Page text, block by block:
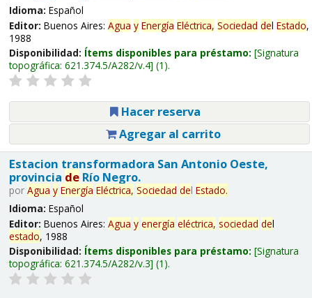
Idioma: Español
Editor: Buenos Aires: Agua y Energía Eléctrica, Sociedad del Estado,
1988
Disponibilidad: Ítems disponibles para préstamo: Signatura
topográfica: 621.374.5/A282/v.4 (1).
Hacer reserva
Agregar al carrito
Estacion transformadora San Antonio Oeste,
provincia deRío Negro.
por Agua y Energía Eléctrica, Sociedad del Estado.
Idioma: Español
Editor: Buenos Aires: Agua y energía eléctrica, sociedad del
estado, 1988
Disponibilidad: Ítems disponibles para préstamo: Signatura
topográfica: 621.374.5/A282/v.3 (1).